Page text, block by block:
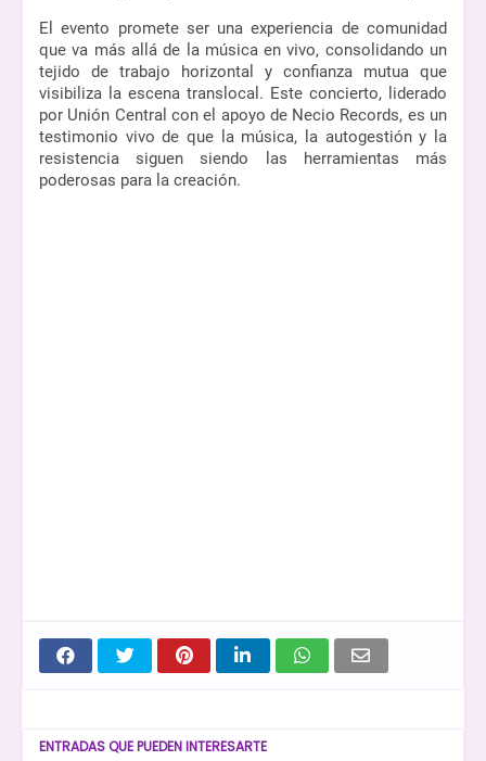
El evento promete ser una experiencia de comunidad
que va más allá de la música en vivo, consolidando un
tejido de trabajo horizontal y confianza mutua que
visibiliza la escena translocal. Este concierto, liderado
por Unión Central con el apoyo de Necio Records, es un
testimonio vivo de que la música, la autogestión y la
resistencia siguen siendo las herramientas más
poderosas para la creación.
ENTRADAS QUE PUEDEN INTERESARTE